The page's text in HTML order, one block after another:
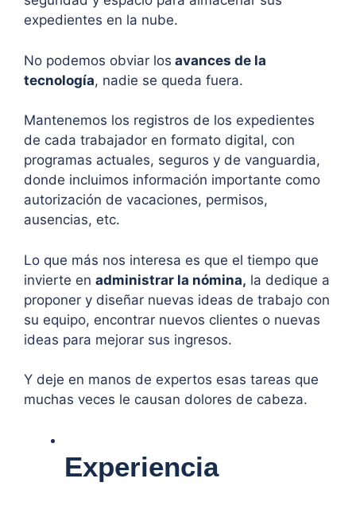
expedientes en la nube.
No podemos obviar los avances de la
tecnología, nadie se queda fuera.
Mantenemos los registros de los expedientes
de cada trabajador en formato digital, con
programas actuales, seguros y de vanguardia,
donde incluimos información importante como
autorización de vacaciones, permisos,
ausencias, etc.
Lo que más nos interesa es que el tiempo que
invierte en administrar la nómina, la dedique a
proponer y diseñar nuevas ideas de trabajo con
su equipo, encontrar nuevos clientes o nuevas
ideas para mejorar sus ingresos.
Y deje en manos de expertos esas tareas que
muchas veces le causan dolores de cabeza.
Experiencia